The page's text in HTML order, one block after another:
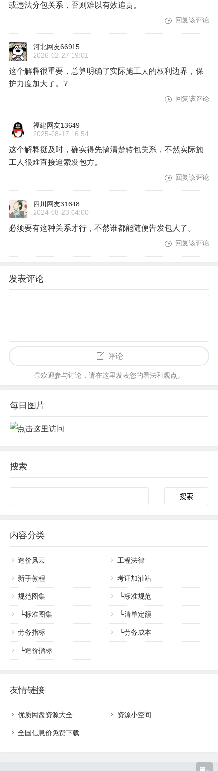
或违法分包关系，否则难以有效追责。
回复该评论
河北网友66915
2026-02-27 19:01
这个解释很重要，总算明确了实际施工人的权利边界，保
护力度加大了。?
回复该评论
福建网友13649
2025-08-17 16:54
这个解释挺及时，确实得先搞清楚转包关系，不然实际施
工人很难直接追索发包方。
回复该评论
四川网友31648
2024-08-23 04:00
必须要有这种关系才行，不然谁都能随便告发包人了。
回复该评论
发表评论
评论
◎欢迎参与讨论，请在这里发表您的看法和观点。
每日图片
搜索
内容分类
造价风云 工程法律
新手教程 考证加油站
规范图集 └标准规范
└标准图集 └清单定额
劳务指标 └劳务成本
└造价指标
友情链接
优质网盘资源大全 资源小空间
全国信息价免费下载